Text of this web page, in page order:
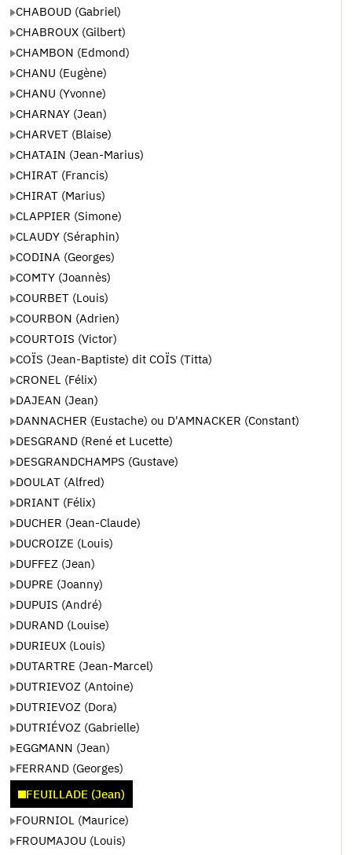
CHABOUD (Gabriel)
CHABROUX (Gilbert)
CHAMBON (Edmond)
CHANU (Eugène)
CHANU (Yvonne)
CHARNAY (Jean)
CHARVET (Blaise)
CHATAIN (Jean-Marius)
CHIRAT (Francis)
CHIRAT (Marius)
CLAPPIER (Simone)
CLAUDY (Séraphin)
CODINA (Georges)
COMTY (Joannès)
COURBET (Louis)
COURBON (Adrien)
COURTOIS (Victor)
COÏS (Jean-Baptiste) dit COÏS (Titta)
CRONEL (Félix)
DAJEAN (Jean)
DANNACHER (Eustache) ou D'AMNACKER (Constant)
DESGRAND (René et Lucette)
DESGRANDCHAMPS (Gustave)
DOULAT (Alfred)
DRIANT (Félix)
DUCHER (Jean-Claude)
DUCROIZE (Louis)
DUFFEZ (Jean)
DUPRE (Joanny)
DUPUIS (André)
DURAND (Louise)
DURIEUX (Louis)
DUTARTRE (Jean-Marcel)
DUTRIEVOZ (Antoine)
DUTRIEVOZ (Dora)
DUTRIÉVOZ (Gabrielle)
EGGMANN (Jean)
FERRAND (Georges)
FEUILLADE (Jean)
FOURNIOL (Maurice)
FROUMAJOU (Louis)